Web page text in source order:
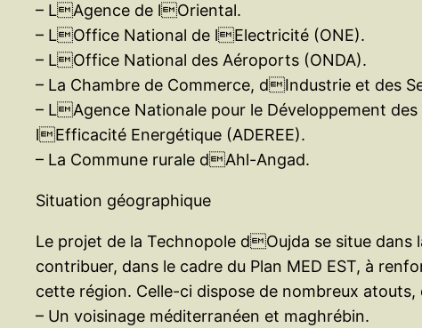
– LAgence de lOriental.
– LOffice National de lElectricité (ONE).
– LOffice National des Aéroports (ONDA).
– La Chambre de Commerce, dIndustrie et des
– LAgence Nationale pour le Développement des
lEfficacité Energétique (ADEREE).
– La Commune rurale dAhl-Angad.
Situation géographique
Le projet de la Technopole dOujda se situe
contribuer, dans le cadre du Plan MED EST, à
cette région. Celle-ci dispose de nombreux
– Un voisinage méditerranéen et maghrébin.